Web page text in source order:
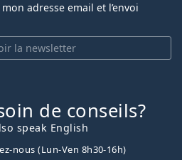
la newsletter
adresse email et l’envoi
de conseils?
speak English
nous (Lun-Ven 8h30-16h)